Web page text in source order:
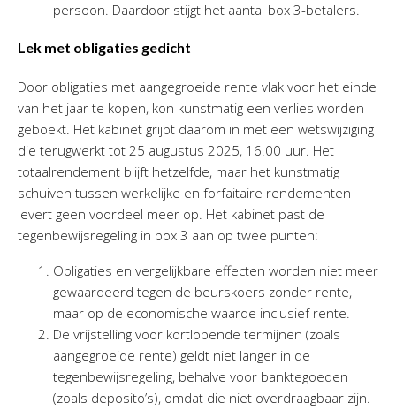
persoon. Daardoor stijgt het aantal box 3-betalers.
Lek met obligaties gedicht
Door obligaties met aangegroeide rente vlak voor het einde
van het jaar te kopen, kon kunstmatig een verlies worden
geboekt. Het kabinet grijpt daarom in met een wetswijziging
die terugwerkt tot 25 augustus 2025, 16.00 uur. Het
totaalrendement blijft hetzelfde, maar het kunstmatig
schuiven tussen werkelijke en forfaitaire rendementen
levert geen voordeel meer op. Het kabinet past de
tegenbewijsregeling in box 3 aan op twee punten:
Obligaties en vergelijkbare effecten worden niet meer
gewaardeerd tegen de beurskoers zonder rente,
maar op de economische waarde inclusief rente.
De vrijstelling voor kortlopende termijnen (zoals
aangegroeide rente) geldt niet langer in de
tegenbewijsregeling, behalve voor banktegoeden
(zoals deposito’s), omdat die niet overdraagbaar zijn.